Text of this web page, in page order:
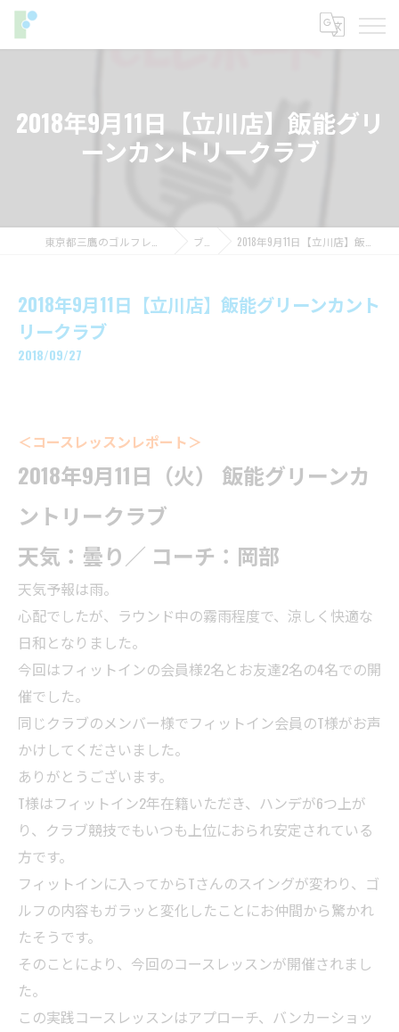
2018年9月11日【立川店】飯能グリ
ーンカントリークラブ
ブログ 2018年9月11日【立川店】飯能グリーンカントリークラブ
2018年9月11日【立川店】飯能グリーンカント
リークラブ
2018/09/27
＜コースレッスンレポート＞
2018年9月11日（火） 飯能グリーンカ
ントリークラブ
天気：曇り／ コーチ：岡部
天気予報は雨。
心配でしたが、ラウンド中の霧雨程度で、涼しく快適な
日和となりました。
今回はフィットインの会員様2名とお友達2名の4名での開
催でした。
同じクラブのメンバー様でフィットイン会員のT様がお声
かけしてくださいました。
ありがとうございます。
T様はフィットイン2年在籍いただき、ハンデが6つ上が
り、クラブ競技でもいつも上位におられ安定されている
方です。
フィットインに入ってからTさんのスイングが変わり、ゴ
ルフの内容もガラッと変化したことにお仲間から驚かれ
たそうです。
そのことにより、今回のコースレッスンが開催されまし
た。
この実践コースレッスンはアプローチ、バンカーショッ